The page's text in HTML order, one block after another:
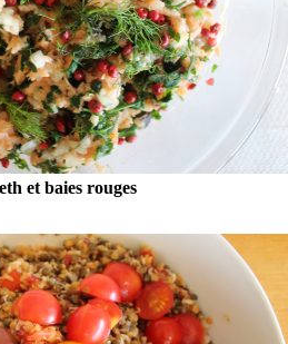
et baies rouges